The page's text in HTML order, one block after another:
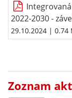
2022-2030 -
29.10.2024 | 0.74
Zoznam